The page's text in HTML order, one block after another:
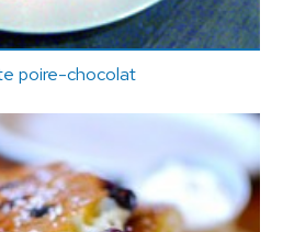
poire-chocolat